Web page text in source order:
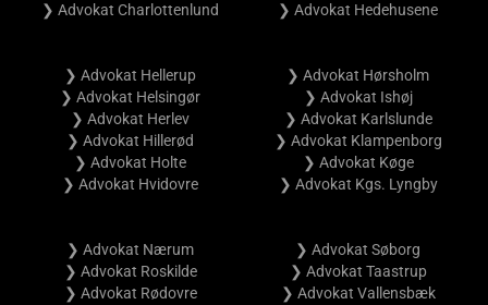
❯ Advokat Charlottenlund
❯ Advokat Hedehusene
❯ Advokat Hellerup
❯ Advokat Helsingør
❯ Advokat Herlev
❯ Advokat Hillerød
❯ Advokat Holte
❯ Advokat Hvidovre
❯ Advokat Hørsholm
❯ Advokat Ishøj
❯ Advokat Karlslunde
❯ Advokat Klampenborg
❯ Advokat Køge
❯ Advokat Kgs. Lyngby
❯ Advokat Nærum
❯ Advokat Roskilde
❯ Advokat Rødovre
❯ Advokat Søborg
❯ Advokat Taastrup
❯ Advokat Vallensbæk